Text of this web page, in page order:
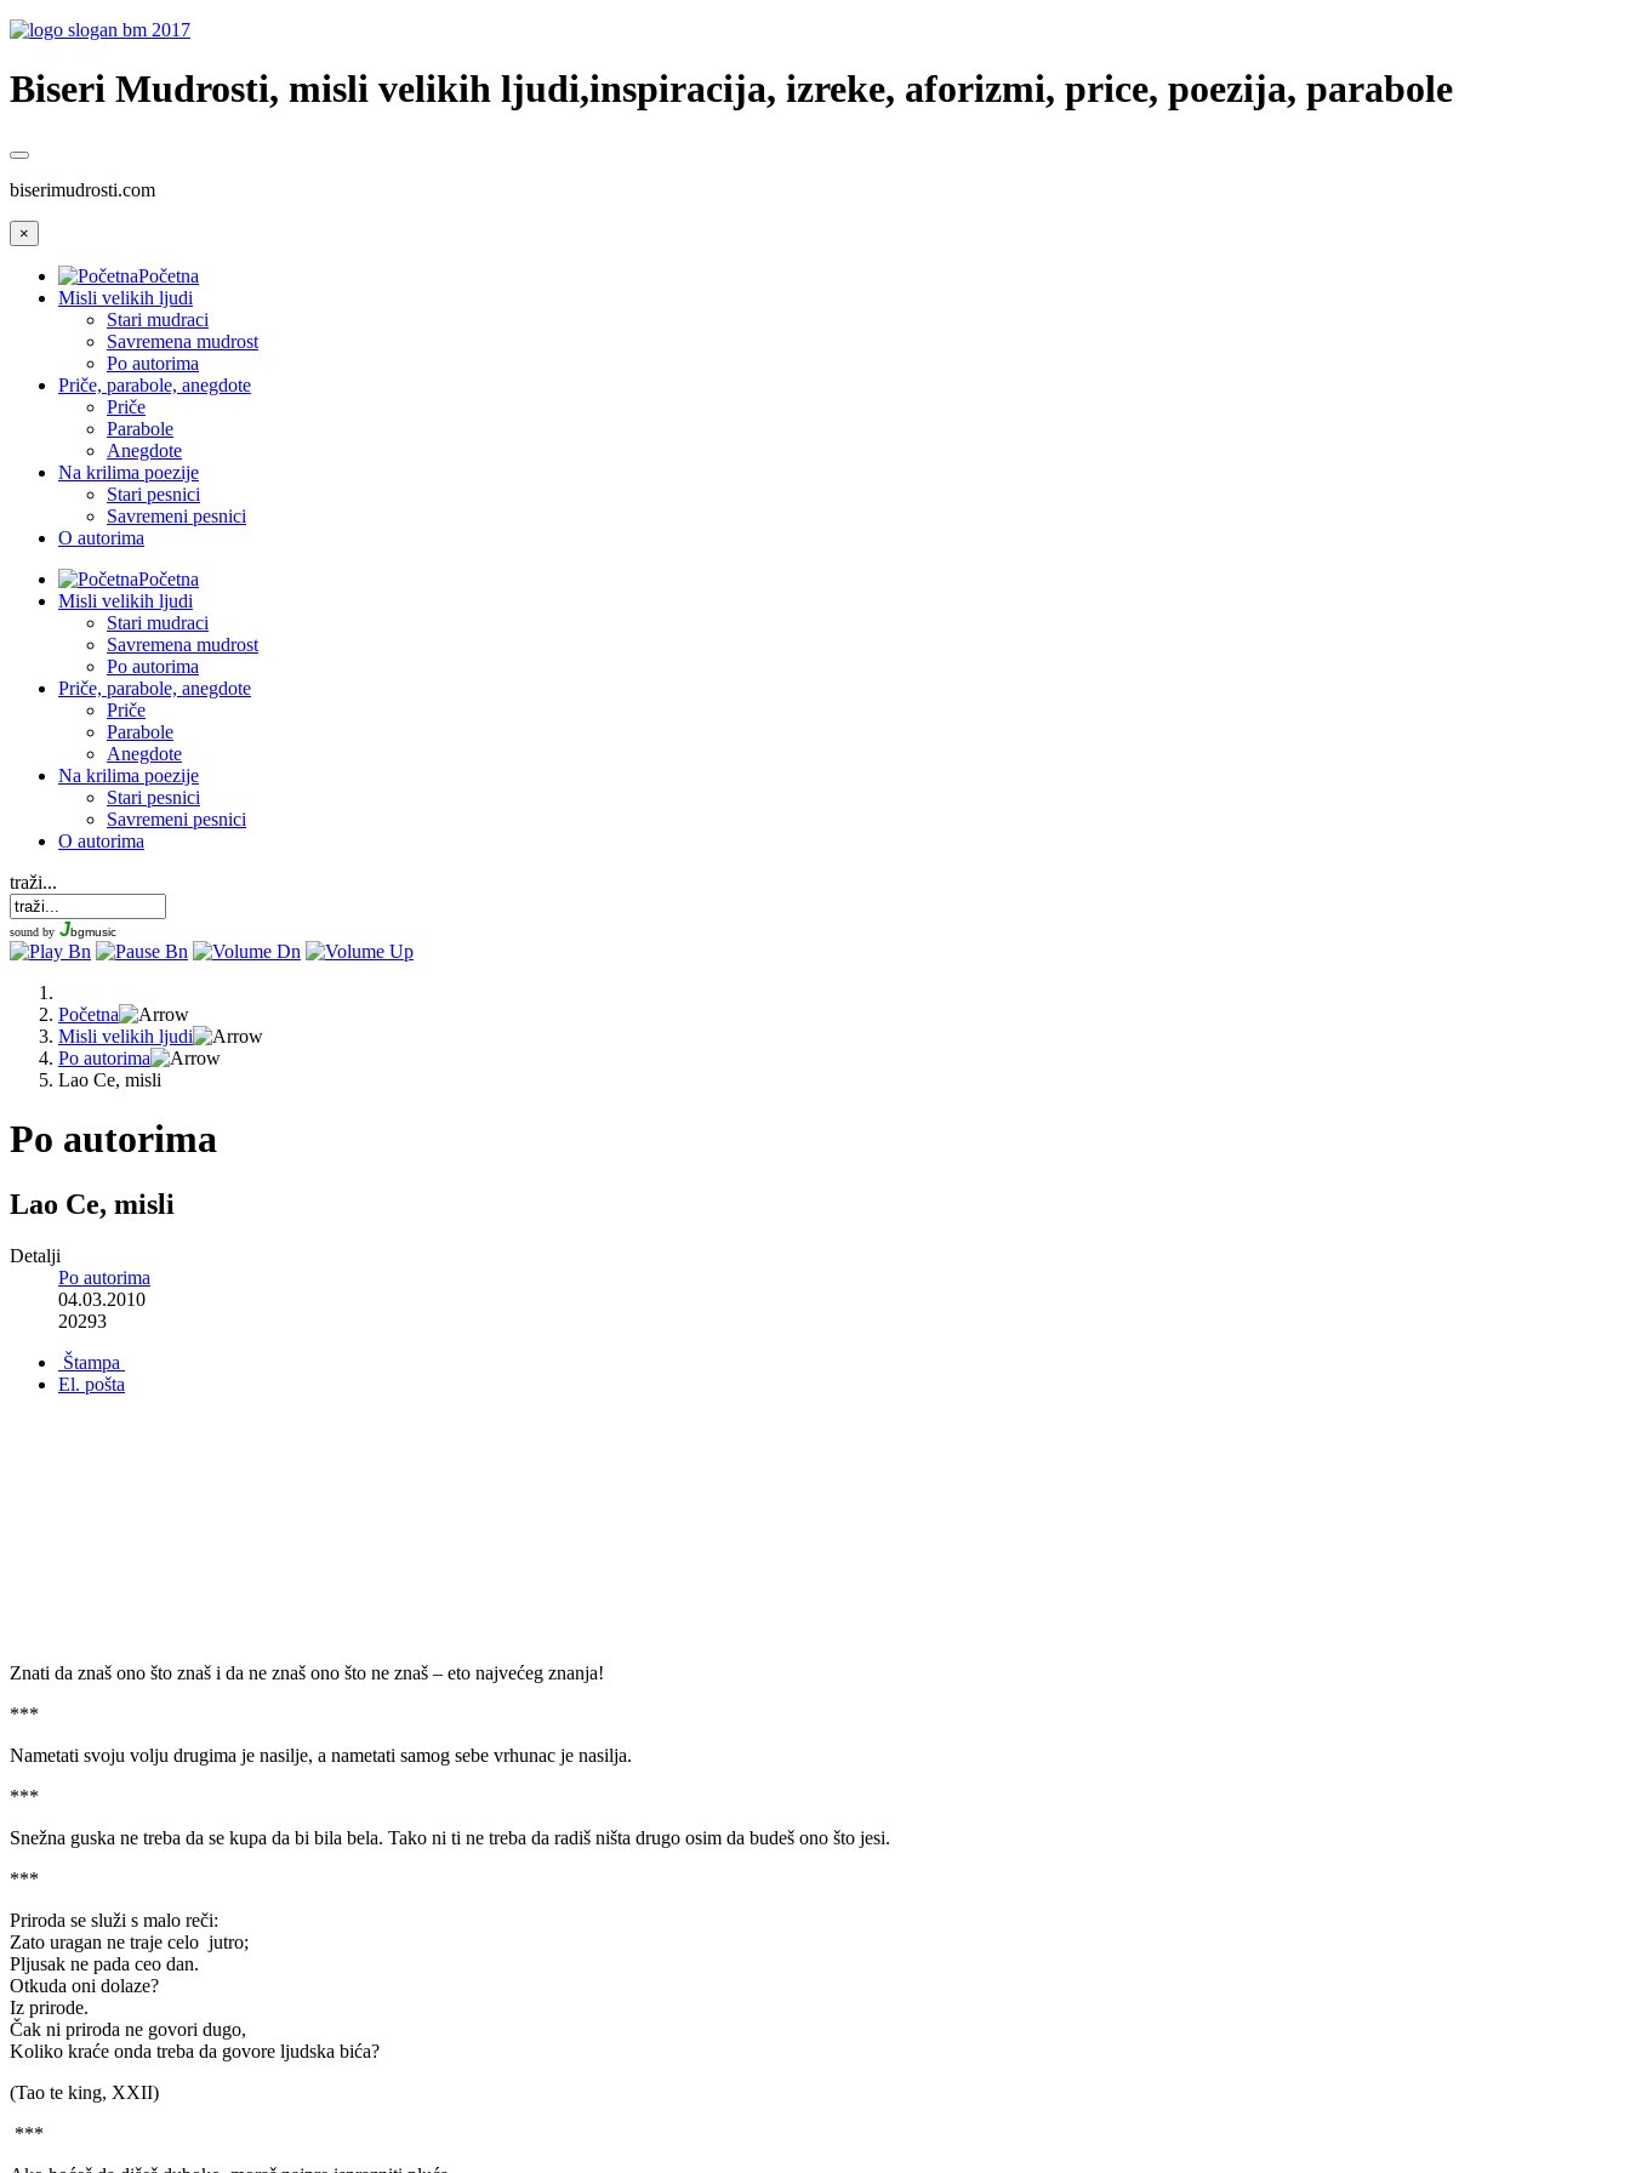
Biseri Mudrosti, misli velikih ljudi,inspiracija, izreke, aforizmi, price, poezija, parabole
biserimudrosti.com
×
Početna
Misli velikih ljudi
Stari mudraci
Savremena mudrost
Po autorima
Priče, parabole, anegdote
Priče
Parabole
Anegdote
Na krilima poezije
Stari pesnici
Savremeni pesnici
O autorima
Početna
Misli velikih ljudi
Stari mudraci
Savremena mudrost
Po autorima
Priče, parabole, anegdote
Priče
Parabole
Anegdote
Na krilima poezije
Stari pesnici
Savremeni pesnici
O autorima
traži...
sound by Jbgmusic
Početna
Misli velikih ljudi
Po autorima
Lao Ce, misli
Po autorima
Lao Ce, misli
Detalji
Po autorima
04.03.2010
20293
Štampa
El. pošta
Znati da znaš ono što znaš i da ne znaš ono što ne znaš – eto najvećeg znanja!
***
Nametati svoju volju drugima je nasilje, a nametati samog sebe vrhunac je nasilja.
***
Snežna guska ne treba da se kupa da bi bila bela. Tako ni ti ne treba da radiš ništa drugo osim da budeš ono što jesi.
***
Priroda se služi s malo reči:
Zato uragan ne traje celo jutro;
Pljusak ne pada ceo dan.
Otkuda oni dolaze?
Iz prirode.
Čak ni priroda ne govori dugo,
Koliko kraće onda treba da govore ljudska bića?
(Tao te king, XXII)
***